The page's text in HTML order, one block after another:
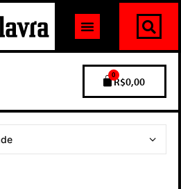
R$0,00
0